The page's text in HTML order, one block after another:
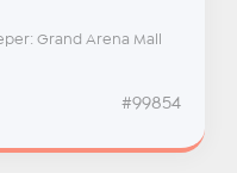
Grand Arena Mall
#99854